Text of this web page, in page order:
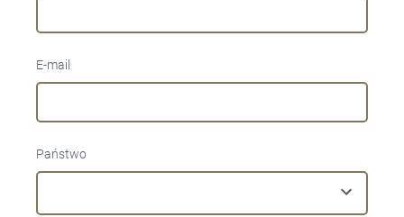
E-mail
Państwo